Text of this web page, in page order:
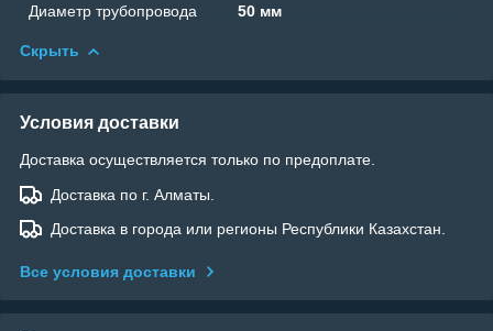
Диаметр трубопровода
50 мм
Скрыть
Условия доставки
Доставка осуществляется только по предоплате.
Доставка по г. Алматы.
Доставка в города или регионы Республики Казахстан.
Все условия доставки